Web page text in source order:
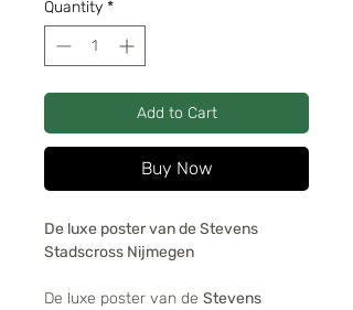
Quantity *
Add to Cart
Buy Now
De luxe poster van de Stevens
Stadscross Nijmegen
De luxe poster van de Stevens